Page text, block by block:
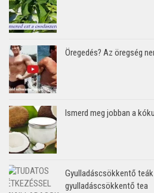
Öregedés? Az öregség
Ismerd meg jobban a
Gyulladáscsökkentő
gyulladáscsökkentő tea